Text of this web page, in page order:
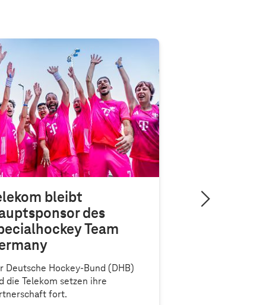
bleibt
des
Team
Deutsche Hockey-Bund (DHB)
die Telekom setzen ihre
fort.